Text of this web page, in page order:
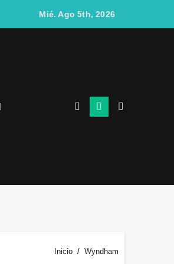
Mié. Ago 5th, 2026
Inicio Wyndham